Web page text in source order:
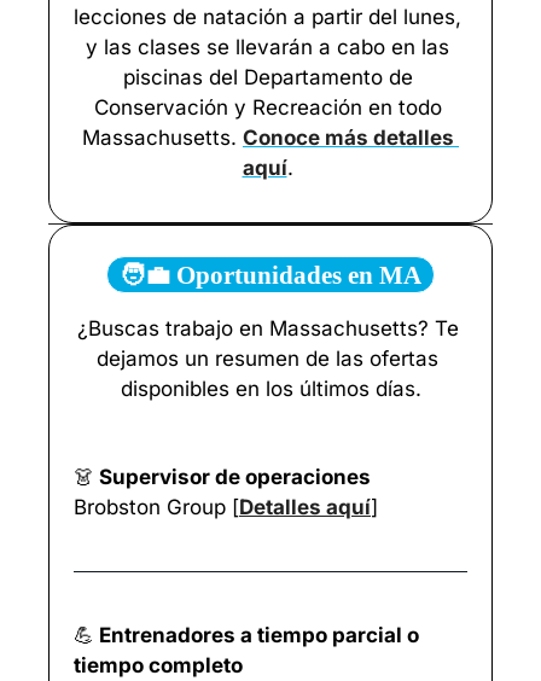
lecciones de natación a partir del lunes,
y las clases se llevarán a cabo en las
piscinas del Departamento de
Conservación y Recreación en todo
Massachusetts. Conoce más detalles
aquí.
🧑‍💼 Oportunidades en MA
¿Buscas trabajo en Massachusetts? Te
dejamos un resumen de las ofertas
disponibles en los últimos días.
👗 Supervisor de operaciones
Brobston Group [Detalles aquí]
💪 Entrenadores a tiempo parcial o
tiempo completo